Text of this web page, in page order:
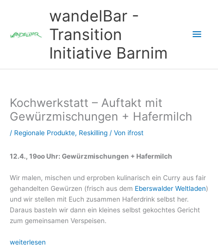
wandelBar -
Transition
Initiative Barnim
Kochwerkstatt – Auftakt mit
Gewürzmischungen + Hafermilch
/ Regionale Produkte, Reskilling / Von ifrost
12.4., 19oo Uhr: Gewürzmischungen + Hafermilch
Wir malen, mischen und erproben kulinarisch ein Curry aus fair
gehandelten Gewürzen (frisch aus dem Eberswalder Weltladen)
und wir stellen mit Euch zusammen Haferdrink selbst her.
Daraus basteln wir dann ein kleines selbst gekochtes Gericht
zum gemeinsamen Verspeisen.
weiterlesen